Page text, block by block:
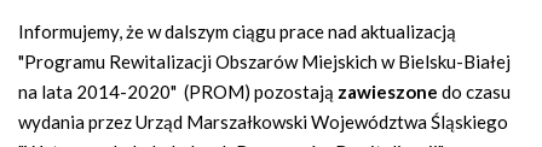
g
a
c
y
Informujemy, że w dalszym ciągu prace nad aktualizacją
"Programu Rewitalizacji Obszarów Miejskich w Bielsku-Białej
na lata 2014-2020" (PROM) pozostają zawieszone do czasu
wydania przez Urząd Marszałkowski Województwa Śląskiego